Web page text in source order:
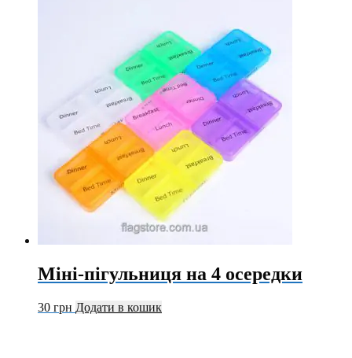
Міні-пігульниця на 4 осередки
30 грн Додати в кошик